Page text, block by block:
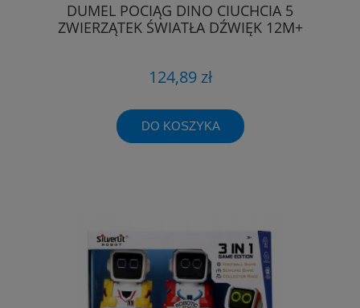
DUMEL POCIĄG DINO CIUCHCIA 5
ZWIERZĄTEK ŚWIATŁA DŹWIĘK 12M+
124,89 zł
DO KOSZYKA